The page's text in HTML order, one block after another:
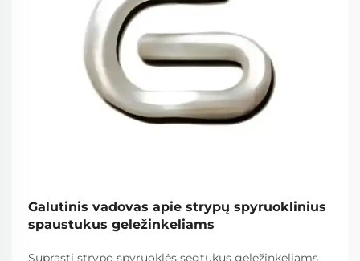
Galutinis vadovas apie strypų spyruoklinius
spaustukus geležinkeliams
Suprasti strypo spyruoklės segtukus geležinkeliams